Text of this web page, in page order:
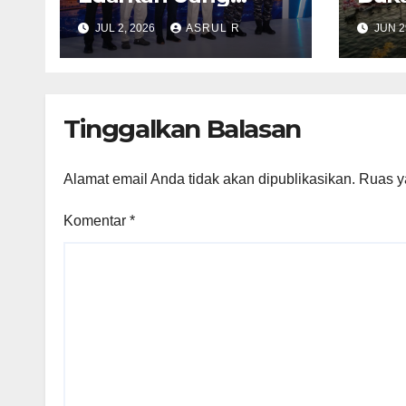
Tunai Rp14 Miliar ke
Pulau Terluar di
Kepri Guna
Stabilitas Rupiah
JUL 2, 2026 ASRUL R JUN
Tinggalkan Balasan
Alamat email Anda tidak akan dipublikasikan. Ruas
Komentar *